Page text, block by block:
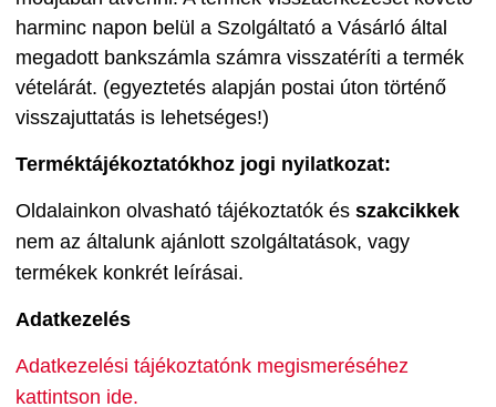
harminc napon belül a Szolgáltató a Vásárló által
megadott bankszámla számra visszatéríti a termék
vételárát. (egyeztetés alapján postai úton történő
visszajuttatás is lehetséges!)
Terméktájékoztatókhoz jogi nyilatkozat:
Oldalainkon olvasható tájékoztatók és szakcikkek
nem az általunk ajánlott szolgáltatások, vagy
termékek konkrét leírásai.
Adatkezelés
Adatkezelési tájékoztatónk megismeréséhez
kattintson ide.